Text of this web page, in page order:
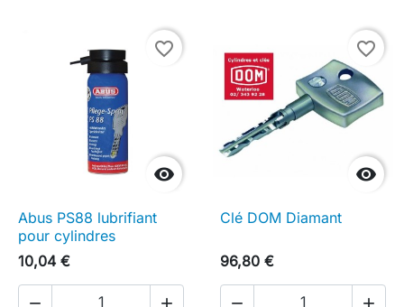

favorite_border
Abus PS88 lubrifiant
pour cylindres
10,04 €
 

favorite_border
Clé DOM Diamant
96,80 €
 